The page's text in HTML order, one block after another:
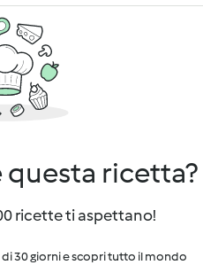
ricetta?
ricette ti aspettano!
30 giorni e scopri tutto il mondo